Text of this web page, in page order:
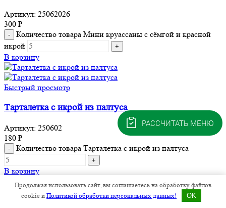
Артикул: 25062026
300 ₽
Количество товара Мини круассаны с сёмгой и красной
икрой
В корзину
Быстрый просмотр
Тарталетка с икрой из палтуса
Артикул: 250602
180 ₽
Количество товара Тарталетка с икрой из палтуса
В корзину
Быстрый просмотр
Продолжая использовать сайт, вы соглашаетесь на обработку файлов
cookie иПолитикой обработки персональных данных! OK
РАССЧИТАТЬ МЕНЮ